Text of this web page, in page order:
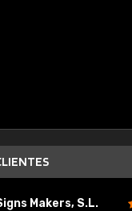
Makers, S.L.